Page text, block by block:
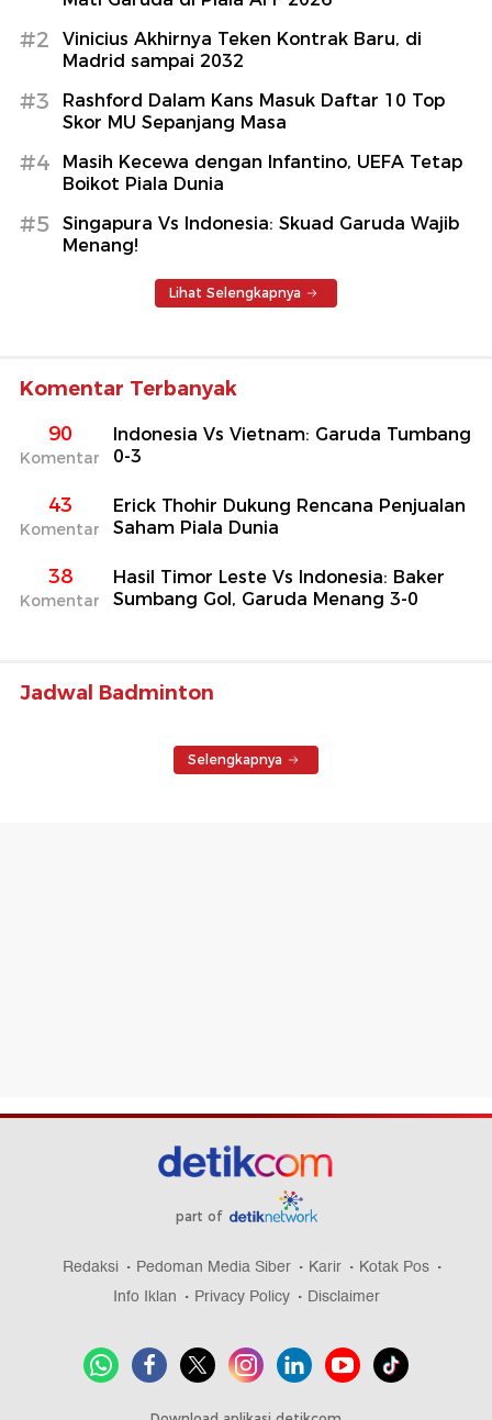
#2
Vinicius Akhirnya Teken Kontrak Baru, di
Madrid sampai 2032
#3
Rashford Dalam Kans Masuk Daftar 10 Top
Skor MU Sepanjang Masa
#4
Masih Kecewa dengan Infantino, UEFA Tetap
Boikot Piala Dunia
#5
Singapura Vs Indonesia: Skuad Garuda Wajib
Menang!
Lihat Selengkapnya
Komentar Terbanyak
90
Komentar
Indonesia Vs Vietnam: Garuda Tumbang
0-3
43
Komentar
Erick Thohir Dukung Rencana Penjualan
Saham Piala Dunia
38
Komentar
Hasil Timor Leste Vs Indonesia: Baker
Sumbang Gol, Garuda Menang 3-0
Jadwal Badminton
Selengkapnya
part of
Redaksi Pedoman Media Siber Karir
Kotak Pos
Info Iklan
Privacy Policy Disclaimer